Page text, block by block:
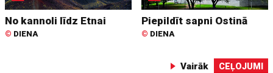
No kannoli līdz Etnai
© DIENA
Piepildīt sapni Ostinā
© DIENA
Vairāk CEĻOJUMI